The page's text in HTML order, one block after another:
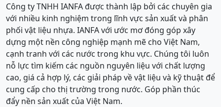
Công ty TNHH IANFA được thành lập bởi các chuyên gia
với nhiều kinh nghiệm trong lĩnh vực sản xuất và phân
phối vật liệu nhựa. IANFA với ước mơ đóng góp xây
dựng một nền công nghiệp mạnh mẽ cho Việt Nam,
cạnh tranh với các nước trong khu vực. Chúng tôi luôn
nỗ lực tìm kiếm các nguồn nguyên liệu với chất lượng
cao, giá cả hợp lý, các giải pháp về vật liệu và kỹ thuật để
cung cấp cho thị trường trong nước. Góp phần thúc
đẩy nền sản xuất của Việt Nam.